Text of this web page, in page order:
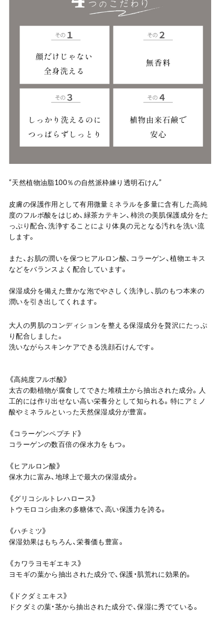
“天然植物油脂100％の自然派枠練り透明石けん”
皮膚の保護作用として有用微量ミネラルを多量に含有した高純
度のフルボ酸をはじめ、緑茶カテキン、柿渋の美肌保護成分をた
っぷり配合、洗浄することにより体臭の元となる汚れを洗い流
します。
また、お肌の潤いを保つヒアルロン酸、コラーゲン、植物エキス
などをバランスよく配合しています。
保湿成分を備えた豊かな泡でやさしく洗浄し、肌のもつ本来の
潤いを引き出してくれます。
大人の男肌のコンディションを整える保湿成分を贅沢にたっぷ
り配合しました。
洗いながらスキンケアできる洗顔石けんです。
《高純度フルボ酸》
太古の動植物が腐食してできた堆積土から抽出された成分。人
工的には作り出せない高い栄養分として知られる。特にアミノ
酸やミネラルといった天然保湿成分が豊富。
《コラーゲンペプチド》
コラーゲンの数百倍の保水力をもつ。
《ヒアルロン酸》
保水力に富み、地球上で最大の保湿成分。
《グリコシルトレハロース》
トウモロコシ由来の多糖体で、高い保護力を誇る。
《ハチミツ》
保湿効果はもちろん、栄養価も豊富。
《カワラヨモギエキス》
ヨモギの葉から抽出された成分で、保護・肌荒れに効果的。
《ドクダミエキス》
ドクダミの葉・茎から抽出された成分で、保湿に秀でている。